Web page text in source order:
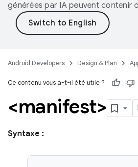
générées par IA peuvent contenir
Android Developers Design & Plan
Ce contenu vous a-t-il été utile ?
<manifest>
Syntaxe :